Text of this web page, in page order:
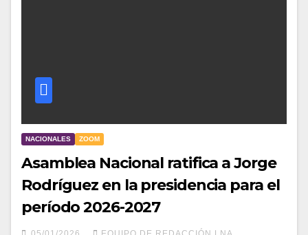
NACIONALES ZOOM
Asamblea Nacional ratifica a Jorge
Rodríguez en la presidencia para el
período 2026-2027